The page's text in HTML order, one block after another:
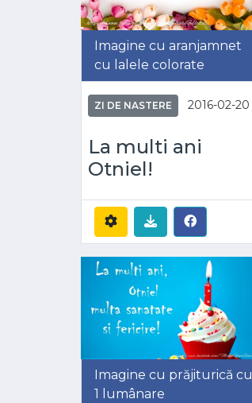
Imagine cu aranjamnet
cu lalele colorate
ZI DE NASTERE 2016-02-20
La multi ani
Otniel!
Imagine cu prăjiturică cu
1 lumânare